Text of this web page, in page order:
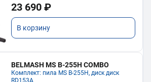
23 690 ₽
В корзину
BELMASH MS B-255H COMBO
Комплект: пила MS B-255H, диск диск
RD153A